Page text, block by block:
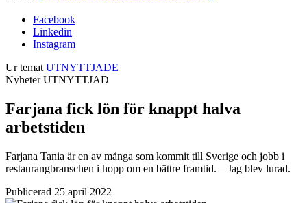
Facebook
Linkedin
Instagram
Ur temat UTNYTTJADE
NyheterUTNYTTJAD
Farjana fick lön för knappt halva
arbetstiden
Farjana Tania är en av många som kommit till Sverige och jobb i
restaurangbranschen i hopp om en bättre framtid. – Jag blev lurad.
Publicerad 25 april 2022